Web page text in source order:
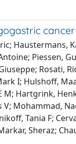
cancer
Haustermans,
Piessen,
Rosati,
I; Hulshoff,
M; Hartgrink,
Mohammad,
Tania F;
Sheraz;